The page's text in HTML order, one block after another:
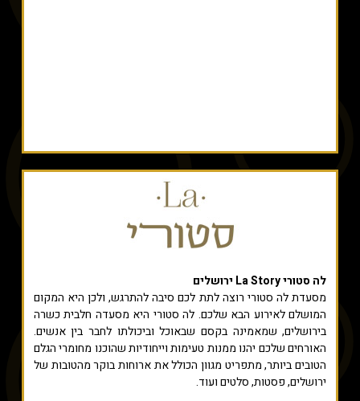
לה סטורי La Story ירושלים
מסעדת לה סטורי רוצה לתת לכם סיבה להתרגש, ולכן היא המקום
המושלם לאירוע הבא שלכם. לה סטורי היא מסעדה חלבית כשרה
בירושלים, שמאמינה בקסם שבאוכל וביכולתו לחבר בין אנשים.
האורחים שלכם יהנו ממנות טעימות וייחודיות שהוכנו מחומרי הגלם
הטובים ביותר, מתפריט מגוון הכולל את ארוחות בוקר מהטובות של
ירושלים, פסטות, סלטים ועוד.